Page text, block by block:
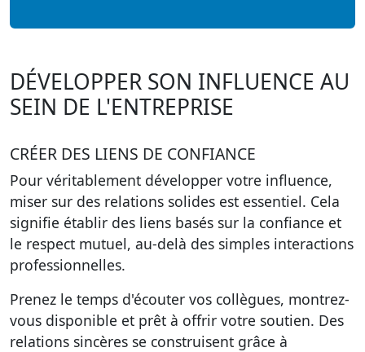
DÉVELOPPER SON INFLUENCE AU
SEIN DE L'ENTREPRISE
CRÉER DES LIENS DE CONFIANCE
Pour véritablement développer votre influence,
miser sur des relations solides est essentiel. Cela
signifie établir des liens basés sur la confiance et
le respect mutuel, au-delà des simples interactions
professionnelles.
Prenez le temps d'écouter vos collègues, montrez-
vous disponible et prêt à offrir votre soutien. Des
relations sincères se construisent grâce à